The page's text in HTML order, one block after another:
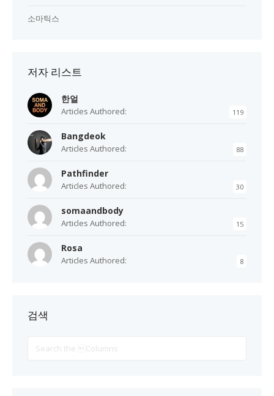
소마틱스
저자 리스트
한얼
Articles Authored: 119
Bangdeok
Articles Authored: 88
Pathfinder
Articles Authored: 30
somaandbody
Articles Authored: 15
Rosa
Articles Authored: 8
검색
For